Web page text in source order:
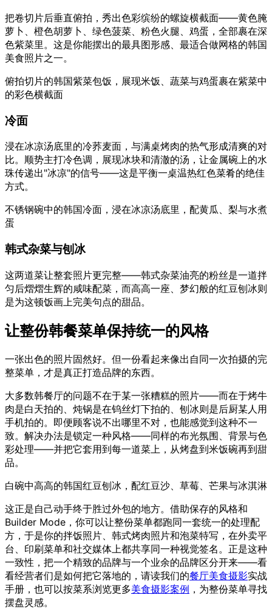
把卷切片后垂直俯拍，秀出色彩缤纷的螺旋横截面——黄色腌
萝卜、橙色胡萝卜、绿色菠菜、粉色火腿、鸡蛋，全部裹在深
色紫菜里。这是你能摆出的最具图形感、最适合做网格的韩国
美食照片之一。
俯拍切片的韩国紫菜包饭，展现米饭、蔬菜与鸡蛋裹在紫菜中
的彩色横截面
冷面
浸在冰凉汤底里的冷荞麦面，与满桌烤肉的热气形成清爽的对
比。顺势主打冷色调，展现冰块和清澈的汤，让金属碗上的水
珠传递出"冰凉"的信号——这是平衡一桌温热红色菜肴的绝佳
方式。
不锈钢碗中的韩国冷面，浸在冰凉汤底里，配黄瓜、梨与水煮
蛋
韩式杂菜与刨冰
这两道菜让整套照片更完整——韩式杂菜油亮的粉丝是一道拌
匀后熠熠生辉的咸味配菜，而高高一座、梦幻般的红豆刨冰则
是为这顿饭画上完美句点的甜品。
让整份韩餐菜单保持统一的风格
一张出色的照片固然好。但一份看起来像出自同一次拍摄的完
整菜单，才是真正打造品牌的东西。
大多数韩餐厅的问题不在于某一张糟糕的照片——而在于烤牛
肉是白天拍的、炖锅是在钨丝灯下拍的、刨冰则是后厨某人用
手机拍的。即便顾客说不出哪里不对，也能感觉到这种不一
致。解决办法是锁定一种风格——同样的布光氛围、背景与色
彩处理——并把它套用到每一道菜上，从烤盘到米饭碗再到甜
品。
白碗中高高的韩国红豆刨冰，配红豆沙、草莓、芒果与冰淇淋
这正是自己动手终于胜过外包的地方。借助保存的风格和
Builder Mode，你可以让整份菜单都跑同一套统一的处理配
方，于是你的拌饭照片、韩式烤肉照片和泡菜特写，在外卖平
台、印刷菜单和社交媒体上都共享同一种视觉签名。正是这种
一致性，把一个精致的品牌与一个业余的品牌区分开来——看
看经营者们是如何把它落地的，请读我们的餐厅美食摄影实战
手册，也可以按菜系浏览更多美食摄影案例 ，为整份菜单寻找
摆盘灵感。